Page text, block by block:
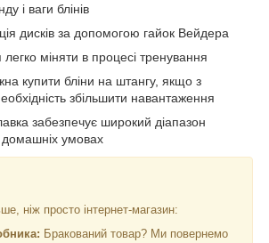
і ваги блінів
дисків за допомогою гайок Вейдера
міняти в процесі тренування
купити бліни на штангу, якщо з
збільшити навантаження
забезпечує широкий діапазон
умовах
ніж просто інтернет-магазин:
Бракований товар? Ми повернемо